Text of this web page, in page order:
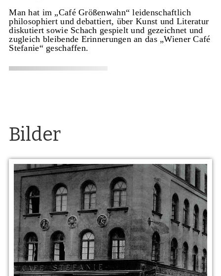
Man hat im „Café Größenwahn“ leidenschaftlich
philosophiert und debattiert, über Kunst und Literatur
diskutiert sowie Schach gespielt und gezeichnet und
zugleich bleibende Erinnerungen an das „Wiener Café
Stefanie“ geschaffen.
Bilder